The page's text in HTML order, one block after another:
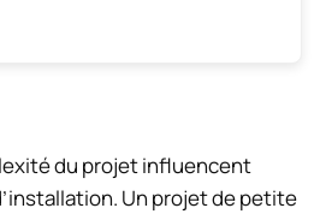
du projet influencent
Un projet de petite